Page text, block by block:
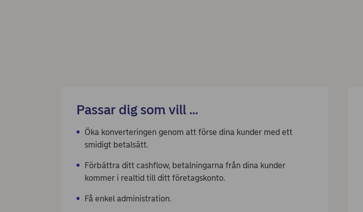
Passar dig som vill …​
Öka konverteringen genom att förse dina kunder med ett
smidigt betalsätt. ​
Förbättra ditt cashflow​, betalningarna från dina kunder
kommer i realtid till ditt företagskonto.
Få enkel administration. ​